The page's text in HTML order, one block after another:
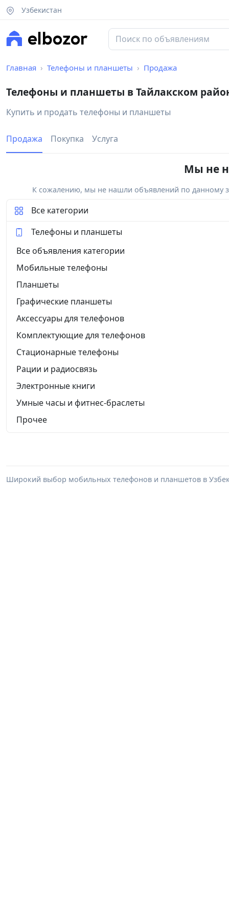
Узбекистан
Главная Телефоны и планшеты Продажа
Телефоны и планшеты в Тайлакском
Купить и продать телефоны и планшеты
Продажа Покупка Услуга
Мы не
К сожалению, мы не нашли объявлений по данному
Все категории
Телефоны и планшеты
Все объявления категории
Мобильные телефоны
Планшеты
Графические планшеты
Аксессуары для телефонов
Комплектующие для телефонов
Стационарные телефоны
Рации и радиосвязь
Электронные книги
Умные часы и фитнес-браслеты
Прочее
Широкий выбор мобильных телефонов и планшетов в